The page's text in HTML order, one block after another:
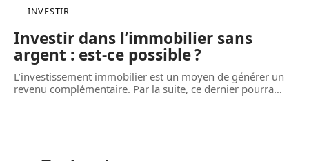
INVESTIR
Investir dans l’immobilier sans
argent : est-ce possible ?
L’investissement immobilier est un moyen de générer un
revenu complémentaire. Par la suite, ce dernier pourra…